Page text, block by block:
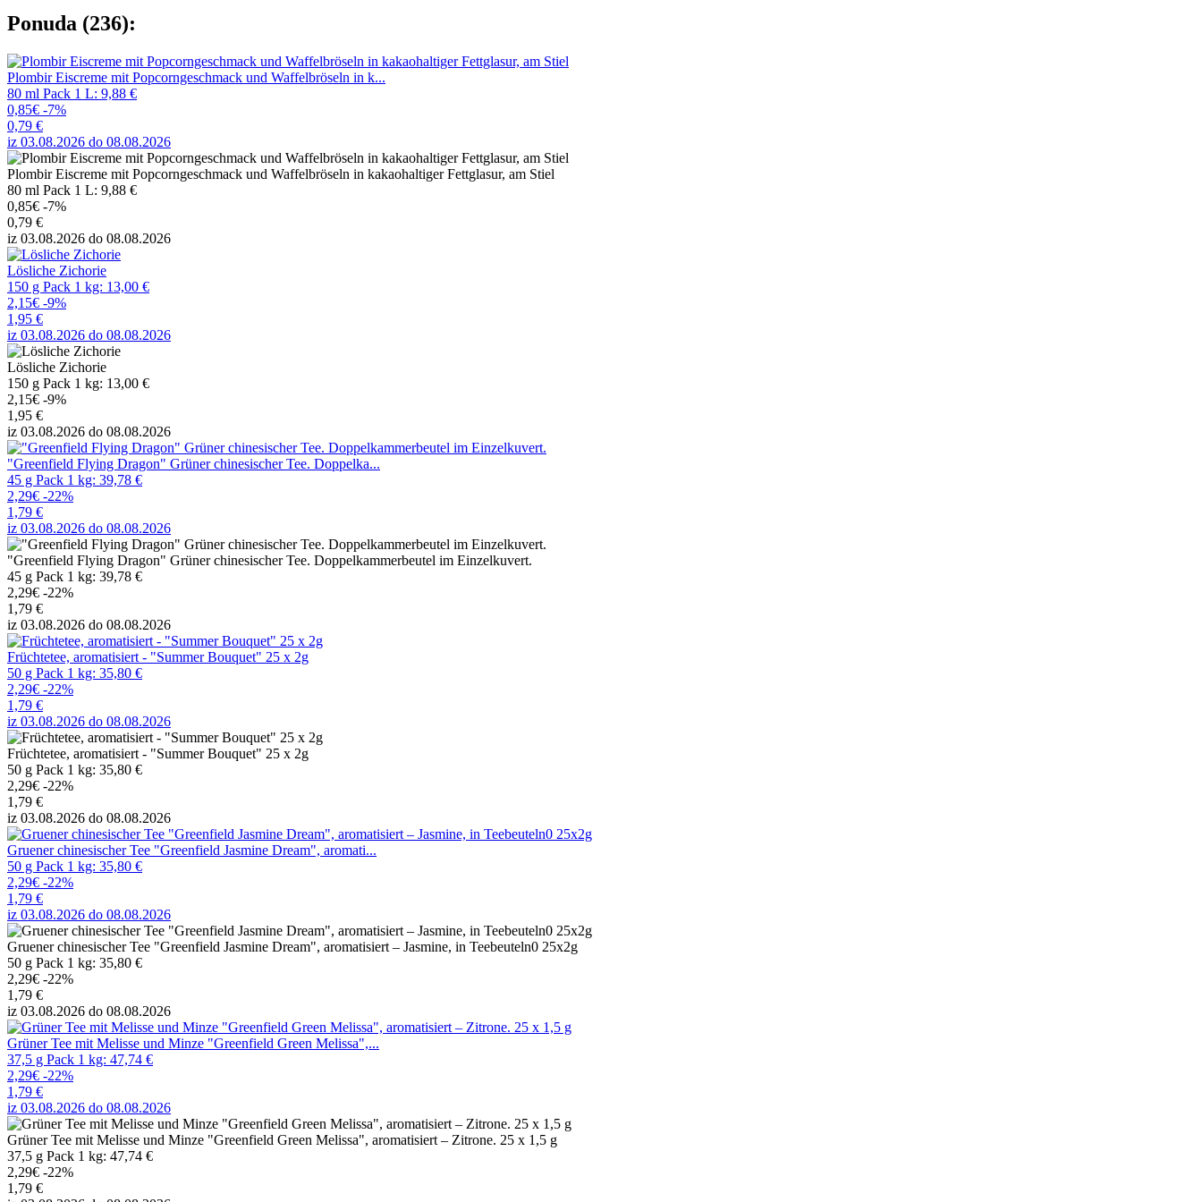
Ponuda (236):
Plombir Eiscreme mit Popcorngeschmack und Waffelbröseln in k...
80 ml Pack 1 L: 9,88 €
0,85€ -7%
0,79 €
iz 03.08.2026 do 08.08.2026
Plombir Eiscreme mit Popcorngeschmack und Waffelbröseln in kakaohaltiger Fettglasur, am Stiel
80 ml Pack 1 L: 9,88 €
0,85€ -7%
0,79 €
iz 03.08.2026 do 08.08.2026
Lösliche Zichorie
150 g Pack 1 kg: 13,00 €
2,15€ -9%
1,95 €
iz 03.08.2026 do 08.08.2026
Lösliche Zichorie
150 g Pack 1 kg: 13,00 €
2,15€ -9%
1,95 €
iz 03.08.2026 do 08.08.2026
"Greenfield Flying Dragon" Grüner chinesischer Tee. Doppelka...
45 g Pack 1 kg: 39,78 €
2,29€ -22%
1,79 €
iz 03.08.2026 do 08.08.2026
"Greenfield Flying Dragon" Grüner chinesischer Tee. Doppelkammerbeutel im Einzelkuvert.
45 g Pack 1 kg: 39,78 €
2,29€ -22%
1,79 €
iz 03.08.2026 do 08.08.2026
Früchtetee, aromatisiert - "Summer Bouquet" 25 x 2g
50 g Pack 1 kg: 35,80 €
2,29€ -22%
1,79 €
iz 03.08.2026 do 08.08.2026
Früchtetee, aromatisiert - "Summer Bouquet" 25 x 2g
50 g Pack 1 kg: 35,80 €
2,29€ -22%
1,79 €
iz 03.08.2026 do 08.08.2026
Gruener chinesischer Tee "Greenfield Jasmine Dream", aromati...
50 g Pack 1 kg: 35,80 €
2,29€ -22%
1,79 €
iz 03.08.2026 do 08.08.2026
Gruener chinesischer Tee "Greenfield Jasmine Dream", aromatisiert – Jasmine, in Teebeuteln0 25x2g
50 g Pack 1 kg: 35,80 €
2,29€ -22%
1,79 €
iz 03.08.2026 do 08.08.2026
Grüner Tee mit Melisse und Minze "Greenfield Green Melissa",...
37,5 g Pack 1 kg: 47,74 €
2,29€ -22%
1,79 €
iz 03.08.2026 do 08.08.2026
Grüner Tee mit Melisse und Minze "Greenfield Green Melissa", aromatisiert – Zitrone. 25 x 1,5 g
37,5 g Pack 1 kg: 47,74 €
2,29€ -22%
1,79 €